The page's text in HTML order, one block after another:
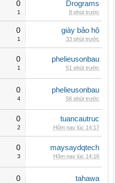
0
1
Drograms
8 phút trước
0
1
giày bảo hộ
33 phút trước
0
1
phelieusonbau
51 phút trước
0
4
phelieusonbau
56 phút trước
0
2
tuancautruc
Hôm nay lúc 14:17
0
3
maysaydqtech
Hôm nay lúc 14:16
0 tahawa